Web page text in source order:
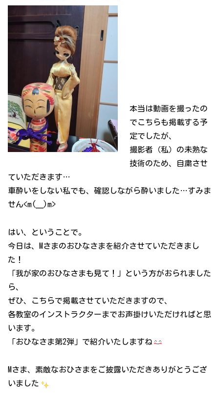
本当は動画を撮ったの
でこちらも掲載する予
定でしたが、
撮影者（私）の未熟な
技術のため、自粛させ
ていただきます…
車酔いをしない私でも、確認しながら酔いました…すみま
せん<m(__)m>
はい、ということで。
今日は、Mさまのおひなさまを紹介させていただきまし
た！
「我が家のおひなさまも見て！」という方がおられました
ら、
ぜひ、こちらで掲載させていただきますので、
各教室のインストラクターまでお声掛けいただければと思
います。
「おひなさま第2弾」で紹介いたしますね
Mさま、素敵なおひさまをご披露いただきありがとうござ
いました